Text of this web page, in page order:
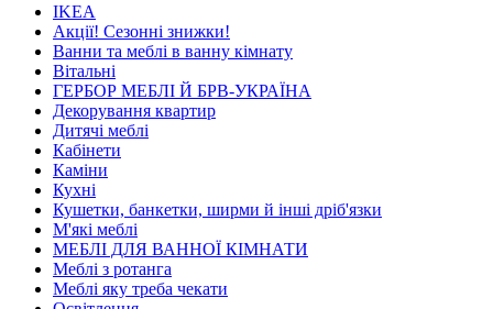
IKEA
Акції! Сезонні знижки!
Ванни та меблі в ванну кімнату
Вітальні
ГЕРБОР МЕБЛІ Й БРВ-УКРАЇНА
Декорування квартир
Дитячі меблі
Кабінети
Каміни
Кухні
Кушетки, банкетки, ширми й інші дріб'язки
М'які меблі
МЕБЛІ ДЛЯ ВАННОЇ КІМНАТИ
Меблі з ротанга
Меблі яку треба чекати